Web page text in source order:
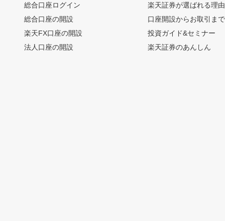
総合口座ログイン
総合口座の開設
楽天FX口座の開設
法人口座の開設
楽天証券が選ばれる理由
口座開設からお取引ま
投資ガイド&セミナー
楽天証券のあんしん